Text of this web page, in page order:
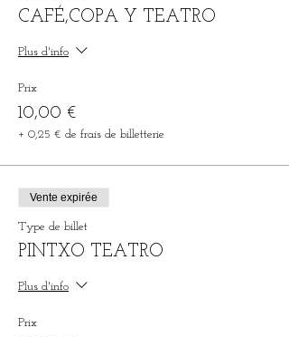
CAFÉ,COPA Y TEATRO
Plus d'info
Prix
10,00 €
+ 0,25 € de frais de billetterie
Vente expirée
Type de billet
PINTXO TEATRO
Plus d'info
Prix